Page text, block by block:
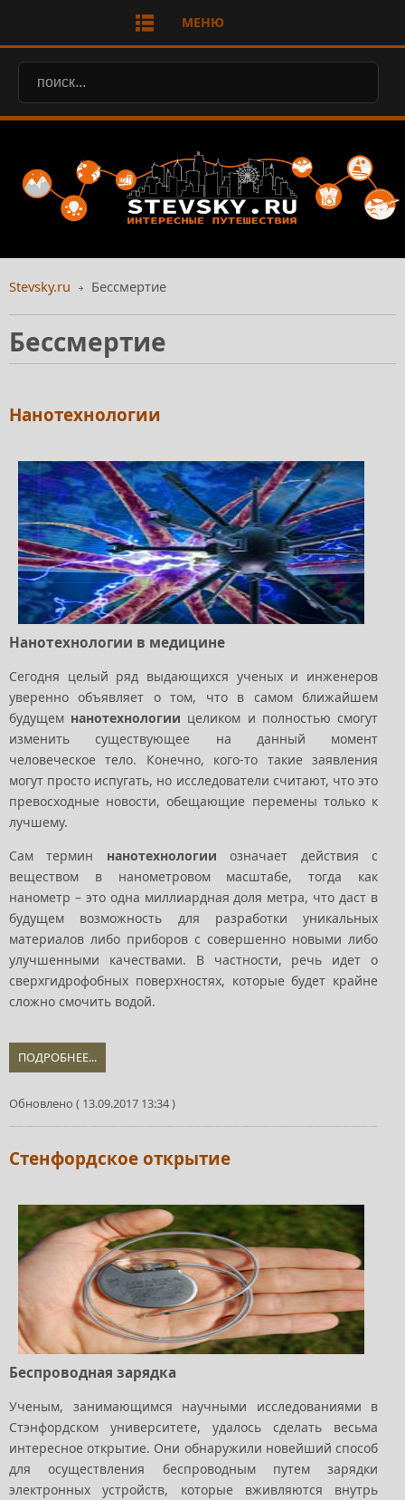
МЕНЮ
Stevsky.ru Бессмертие
Бессмертие
Нанотехнологии
Нанотехнологии в медицине
Сегодня целый ряд выдающихся ученых и инженеров
уверенно объявляет о том, что в самом ближайшем
будущем нанотехнологии целиком и полностью смогут
изменить существующее на данный момент
человеческое тело. Конечно, кого-то такие заявления
могут просто испугать, но исследователи считают, что это
превосходные новости, обещающие перемены только к
лучшему.
Сам термин нанотехнологии означает действия с
веществом в нанометровом масштабе, тогда как
нанометр – это одна миллиардная доля метра, что даст в
будущем возможность для разработки уникальных
материалов либо приборов с совершенно новыми либо
улучшенными качествами. В частности, речь идет о
сверхгидрофобных поверхностях, которые будет крайне
сложно смочить водой.
ПОДРОБНЕЕ...
Обновлено ( 13.09.2017 13:34 )
Стенфордское открытие
Беспроводная зарядка
Ученым, занимающимся научными исследованиями в
Стэнфордском университете, удалось сделать весьма
интересное открытие. Они обнаружили новейший способ
для осуществления беспроводным путем зарядки
электронных устройств, которые вживляются внутрь